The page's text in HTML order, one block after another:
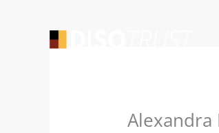
Alexandra